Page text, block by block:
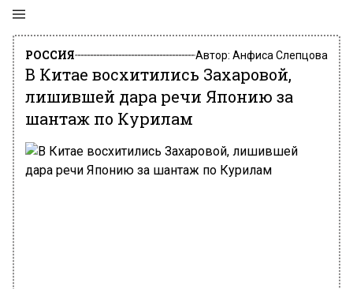
РОССИЯ Автор: Анфиса Слепцова
В Китае восхитились Захаровой,
лишившей дара речи Японию за
шантаж по Курилам